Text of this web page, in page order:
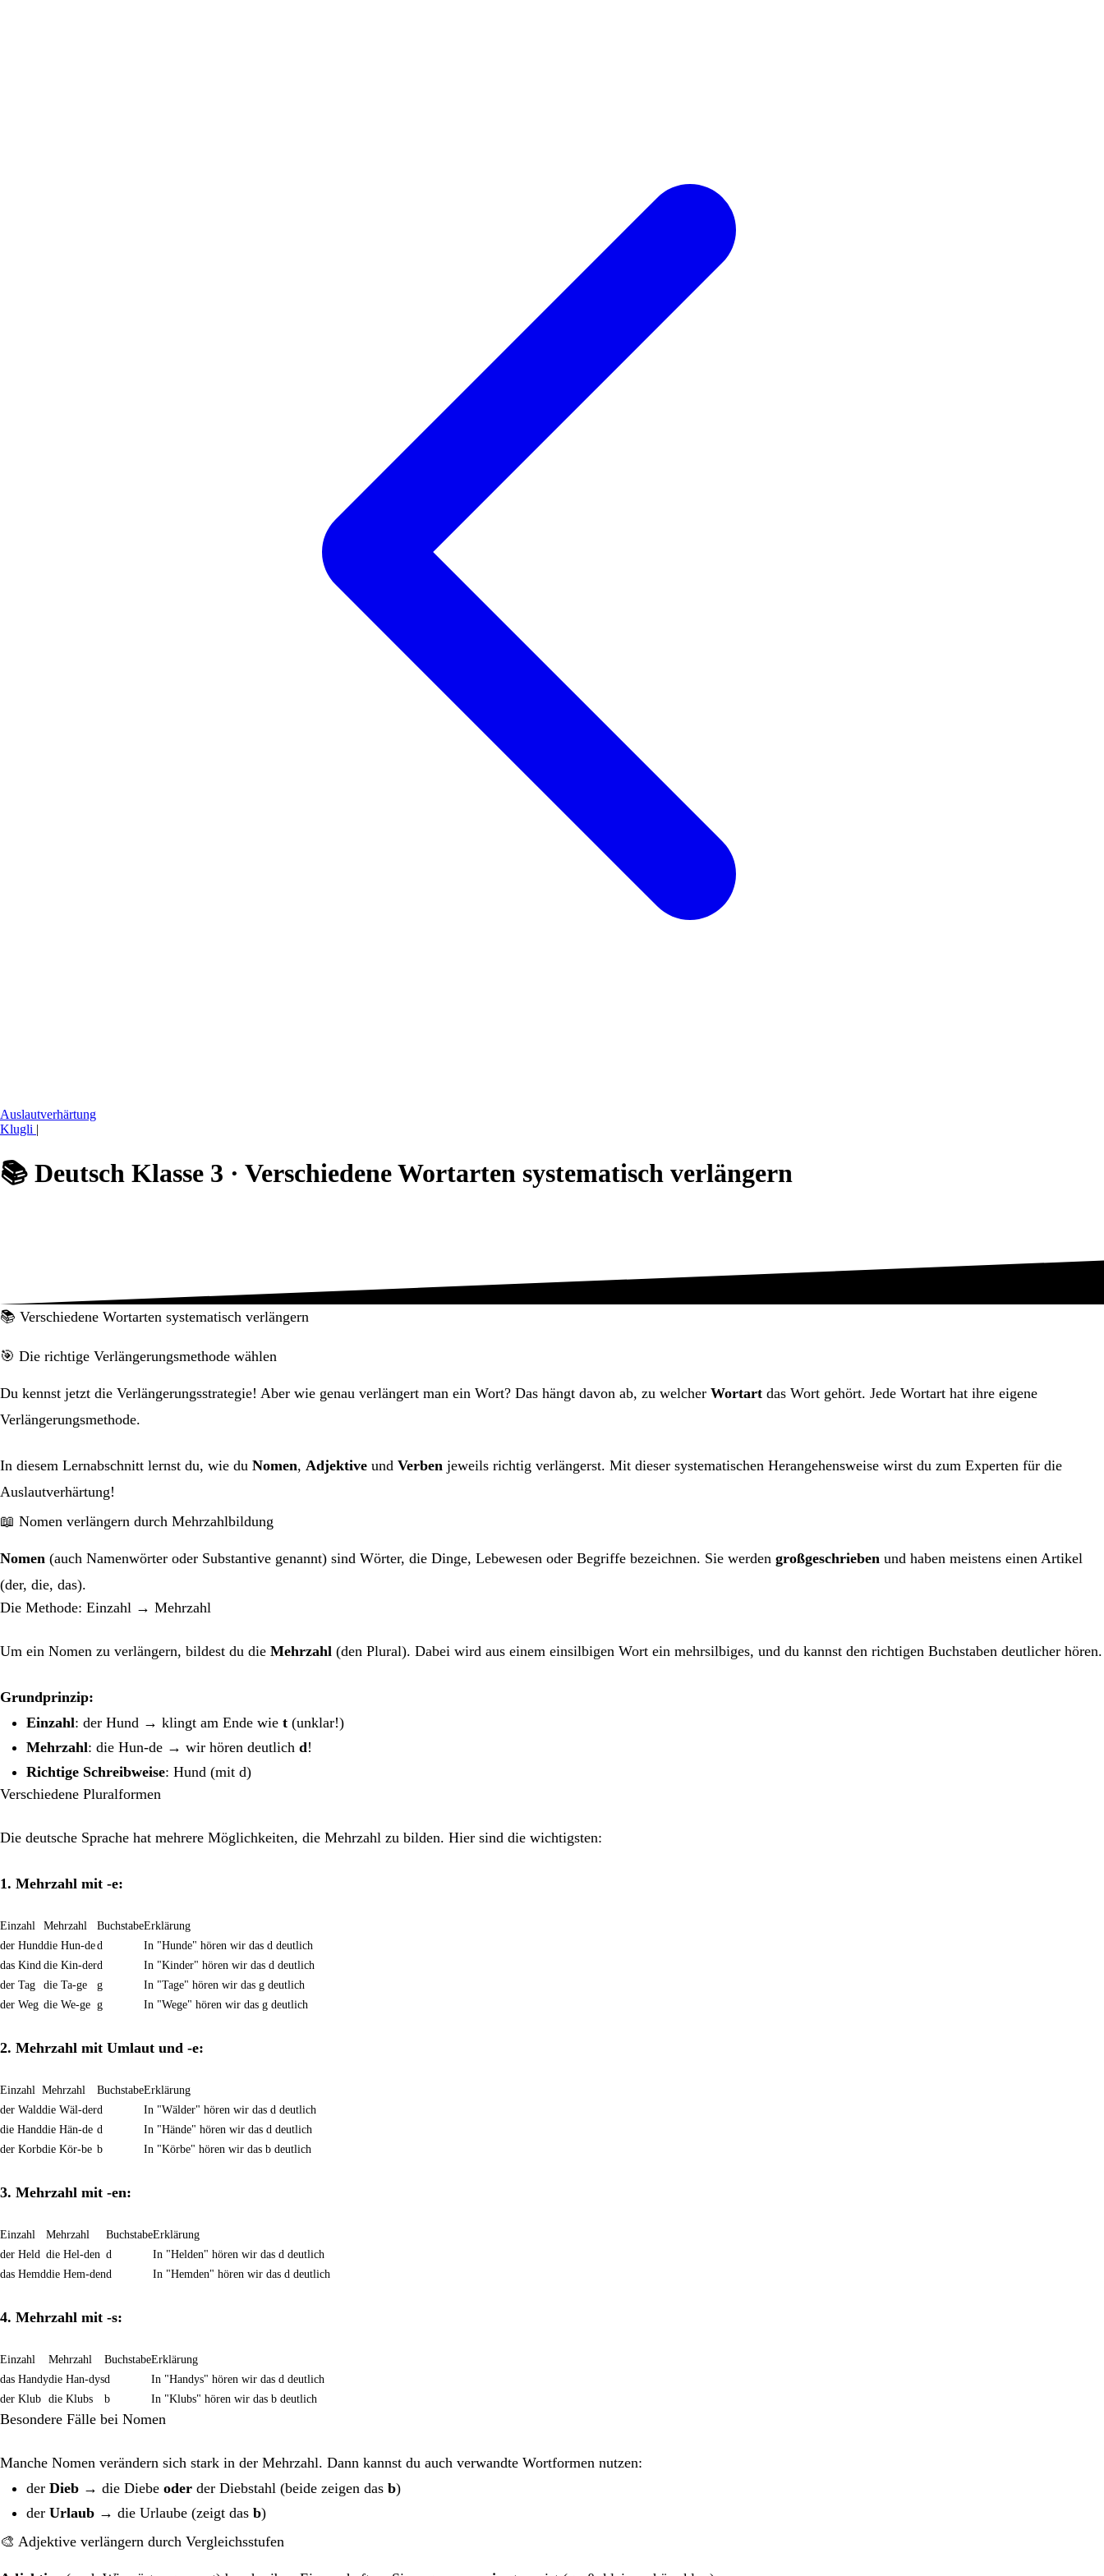
Auslautverhärtung
Klugli |
📚 Deutsch Klasse 3 · Verschiedene Wortarten systematisch verlängern
📚 Verschiedene Wortarten systematisch verlängern
🎯 Die richtige Verlängerungsmethode wählen
Du kennst jetzt die Verlängerungsstrategie! Aber wie genau verlängert man ein Wort? Das hängt davon ab, zu welcher Wortart das Wort gehört. Jede Wortart hat ihre eigene
Verlängerungsmethode.
In diesem Lernabschnitt lernst du, wie du Nomen, Adjektive und Verben jeweils richtig verlängerst. Mit dieser systematischen Herangehensweise wirst du zum Experten für die
Auslautverhärtung!
📖 Nomen verlängern durch Mehrzahlbildung
Nomen (auch Namenwörter oder Substantive genannt) sind Wörter, die Dinge, Lebewesen oder Begriffe bezeichnen. Sie werden großgeschrieben und haben meistens einen Artikel
(der, die, das).
Die Methode: Einzahl → Mehrzahl
Um ein Nomen zu verlängern, bildest du die Mehrzahl (den Plural). Dabei wird aus einem einsilbigen Wort ein mehrsilbiges, und du kannst den richtigen Buchstaben deutlicher hören.
Grundprinzip:
Einzahl: der Hund → klingt am Ende wie t (unklar!)
Mehrzahl: die Hun-de → wir hören deutlich d!
Richtige Schreibweise: Hund (mit d)
Verschiedene Pluralformen
Die deutsche Sprache hat mehrere Möglichkeiten, die Mehrzahl zu bilden. Hier sind die wichtigsten:
1. Mehrzahl mit -e:
Einzahl Mehrzahl BuchstabeErklärung
der Hunddie Hun-ded
In "Hunde" hören wir das d deutlich
das Kind die Kin-derd
In "Kinder" hören wir das d deutlich
der Tag
die Ta-ge g
In "Tage" hören wir das g deutlich
der Weg die We-ge g In "Wege" hören wir das g deutlich
2. Mehrzahl mit Umlaut und -e:
Einzahl Mehrzahl BuchstabeErklärung
der Walddie Wäl-derd
In "Wälder" hören wir das d deutlich
die Handdie Hän-de d
In "Hände" hören wir das d deutlich
der Korbdie Kör-be b In "Körbe" hören wir das b deutlich
3. Mehrzahl mit -en:
Einzahl Mehrzahl BuchstabeErklärung
der Held die Hel-den d
In "Helden" hören wir das d deutlich
das Hemddie Hem-dend In "Hemden" hören wir das d deutlich
4. Mehrzahl mit -s:
Einzahl Mehrzahl BuchstabeErklärung
das Handydie Han-dysd
In "Handys" hören wir das d deutlich
der Klub die Klubs b In "Klubs" hören wir das b deutlich
Besondere Fälle bei Nomen
Manche Nomen verändern sich stark in der Mehrzahl. Dann kannst du auch verwandte Wortformen nutzen:
der Dieb → die Diebe oder der Diebstahl (beide zeigen das b)
der Urlaub → die Urlaube (zeigt das b)
🎨 Adjektive verlängern durch Vergleichsstufen